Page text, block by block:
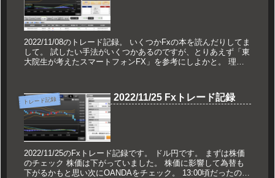
2022/11/08のトレード記録。 いくつかFxの本を読んだりしてま
して。 試したい手法がいくつかあるのですが、とりあえず「東
大院生が考えたスマートフォンFX」を参考にしよかと。 理由
トレード記録 2022/11/25 Fxトレード記録
2022/11/25のFxトレード記録です。 ドル円です。 まずは株価
のチェック 株価は下がっていました。 株価に影響して為替も
下がるかもと思い次にOANDAをチェック。 13:00頃だったので